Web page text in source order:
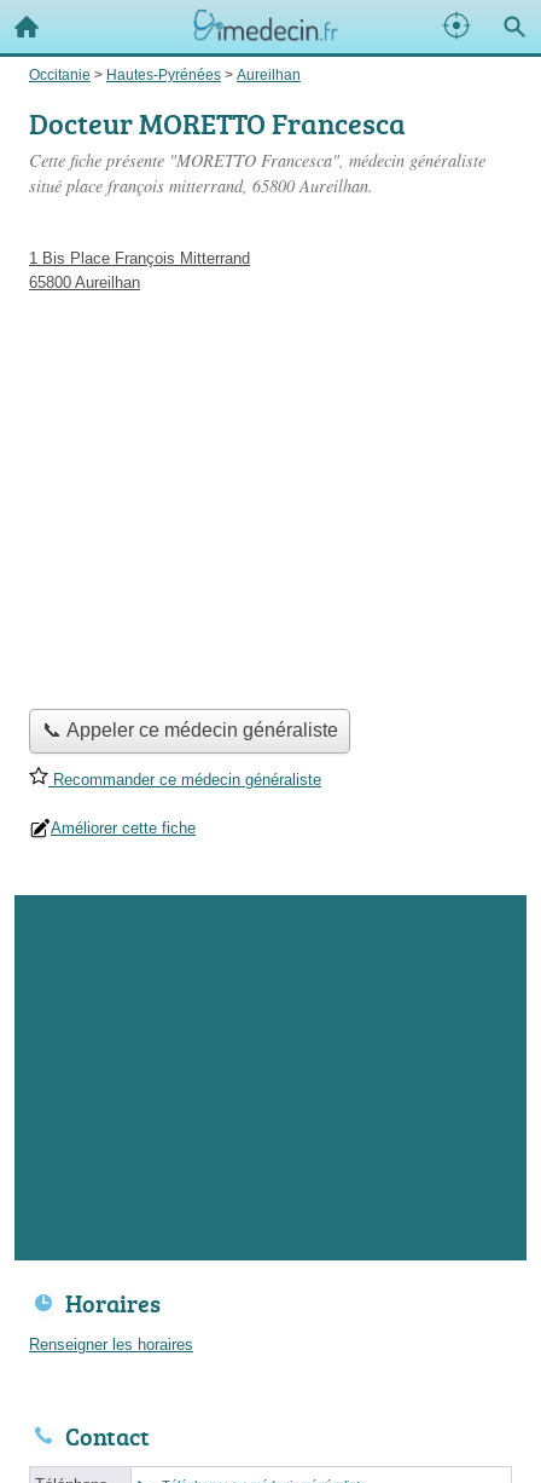
Occitanie > Hautes-Pyrénées > Aureilhan
Docteur MORETTO Francesca
Cette fiche présente "MORETTO Francesca", médecin généraliste
situé place françois mitterrand, 65800 Aureilhan.
1 Bis Place François Mitterrand
65800 Aureilhan
📞 Appeler ce médecin généraliste
Recommander ce médecin généraliste
Améliorer cette fiche
Horaires
Renseigner les horaires
Contact